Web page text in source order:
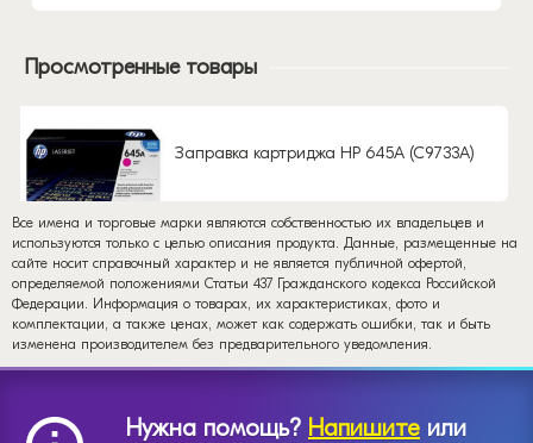
Просмотренные товары
Заправка картриджа HP 645A (C9733A)
Все имена и торговые марки являются собственностью их владельцев и
используются только с целью описания продукта. Данные, размещенные на
сайте носит справочный характер и не является публичной офертой,
определяемой положениями Статьи 437 Гражданского кодекса Российской
Федерации. Информация о товарах, их характеристиках, фото и
комплектации, а также ценах, может как содержать ошибки, так и быть
изменена производителем без предварительного уведомления.
Нужна помощь? Напишите или